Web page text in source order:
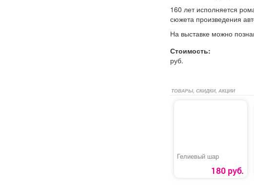
160 лет исполняется
сюжета произведения
На выставке можно
Стоимость:
руб.
ТОВАРЫ, СКИДКИ, АКЦИИ
Гелиевый шар
180 руб.